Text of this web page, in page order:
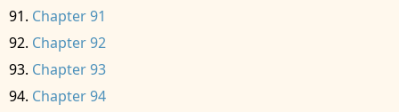
Chapter 91
Chapter 92
Chapter 93
Chapter 94